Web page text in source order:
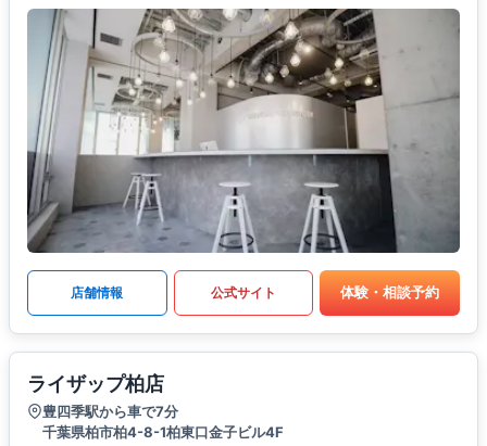
店舗情報 公式サイト 体験・相談予約
ライザップ柏店
豊四季駅から車で7分
千葉県柏市柏4-8-1柏東口金子ビル4F